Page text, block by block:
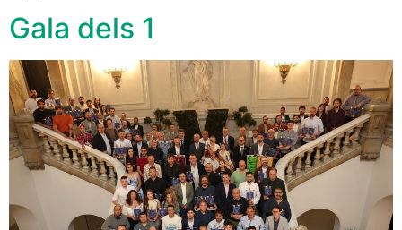
Gala dels 1